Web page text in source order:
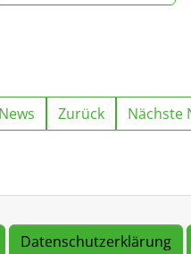
Zurück Nächste
Datenschutzerklärung